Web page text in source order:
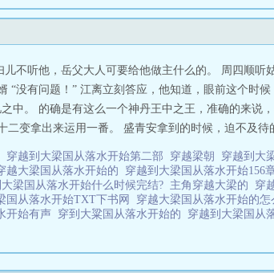
不听他，岳父大人可要给他做主什么的。 周四顺听
“没有问题！” 江离立刻答应，他知道，眼前这个时
中。 的确是有这么一个神丹王中之王，准确的来说
变拿出来运用一番。 盛青安拿到的时候，迫不及待
穿越到大梁国从落水开始第二部 穿越梁朝 穿越到大
越大梁国从落水开始的 穿越到大梁国从落水开始156
梁国从落水开始什么时候完结? 主角穿越大梁的 穿
国从落水开始TXT下书网 穿越大梁国从落水开始的
开始有声 穿到大粱国从落水开始的 穿越到大梁国从